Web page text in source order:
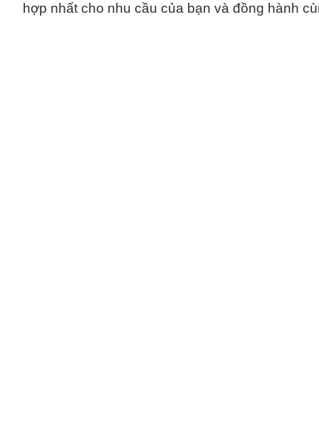
hợp nhất cho nhu cầu của bạn và đồng hành